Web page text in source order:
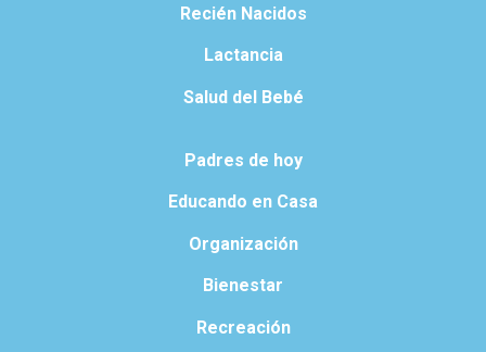
Recién Nacidos
Lactancia
Salud del Bebé
Padres de hoy
Educando en Casa
Organización
Bienestar
Recreación